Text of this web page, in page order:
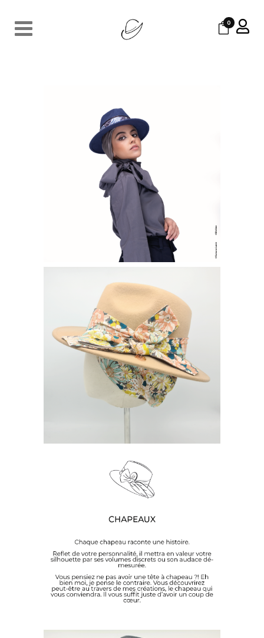
0
BONNIE & CLYDE – IMAGE 5
BONNIE & CLYDE PRINTEMPS
210€